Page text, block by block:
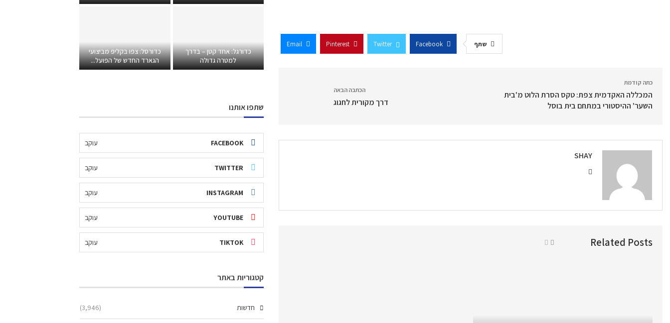
שתף Facebook
Twitter
Pinterest
Email
כתה קודמת
המכללה האקדמית צפת: טקס הסרת הלוט מ'בית
השער' ההיסטורי במתחם בית בוסל
הכתבה הבאה
דרך מקורית לחגוג
SHAY
Related Posts
כדורגל: אחד קטן – בדרך
למטרה גדולה
כדורסל: צפו בקליפ מביצועי
הגארד החדש של הפועל...
שתפו אותנו
FACEBOOK עוקב
TWITTER עוקב
INSTAGRAM עוקב
YOUTUBE עוקב
TIKTOK עוקב
קטגוריות באתר
חדשות (3,946)